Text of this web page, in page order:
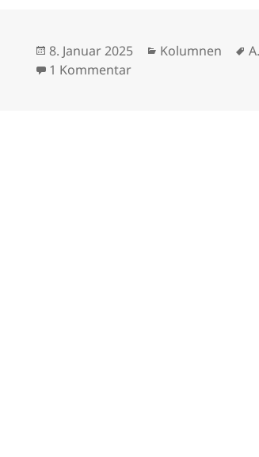
Veröffentlicht
am
8. Januar 2025 Kategorien
Kolumnen
1 Kommentarzu 2025 – Jahr der